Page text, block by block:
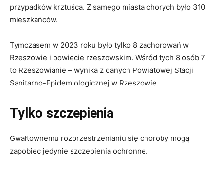
przypadków krztuśca. Z samego miasta chorych było 310
mieszkańców.
Tymczasem w 2023 roku było tylko 8 zachorowań w
Rzeszowie i powiecie rzeszowskim. Wśród tych 8 osób 7
to Rzeszowianie – wynika z danych Powiatowej Stacji
Sanitarno-Epidemiologicznej w Rzeszowie.
Tylko szczepienia
Gwałtownemu rozprzestrzenianiu się choroby mogą
zapobiec jedynie szczepienia ochronne.